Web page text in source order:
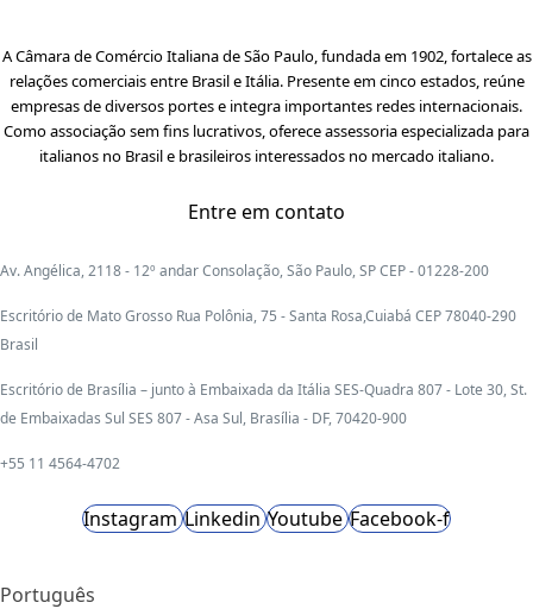
A Câmara de Comércio Italiana de São Paulo, fundada em 1902, fortalece as
relações comerciais entre Brasil e Itália. Presente em cinco estados, reúne
empresas de diversos portes e integra importantes redes internacionais.
Como associação sem fins lucrativos, oferece assessoria especializada para
italianos no Brasil e brasileiros interessados no mercado italiano.
Entre em contato
Av. Angélica, 2118 - 12º andar Consolação, São Paulo, SP CEP - 01228-200
Escritório de Mato Grosso Rua Polônia, 75 - Santa Rosa,Cuiabá CEP 78040-290
Brasil
Escritório de Brasília – junto à Embaixada da Itália SES-Quadra 807 - Lote 30, St.
de Embaixadas Sul SES 807 - Asa Sul, Brasília - DF, 70420-900
+55 11 4564-4702
Instagram Linkedin Youtube Facebook-f
Português